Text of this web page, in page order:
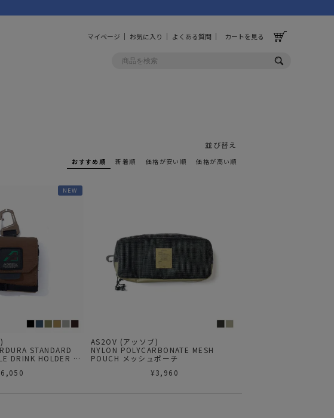
バッグ/ポーチ
ウェア/アパレル
その他グッズ
インテリア
ステーショナリー
食品/調味料
その他/ホビー
マイページ お気に入り よくある質問 カートを見る
並び替え
おすすめ順 新着順 価格が安い順 価格が高い順
NEW
STANDARD
DRINK HOLDER /
6,050
AS2OV (アッソブ)
NYLON POLYCARBONATE MESH
POUCH メッシュポーチ
¥3,960